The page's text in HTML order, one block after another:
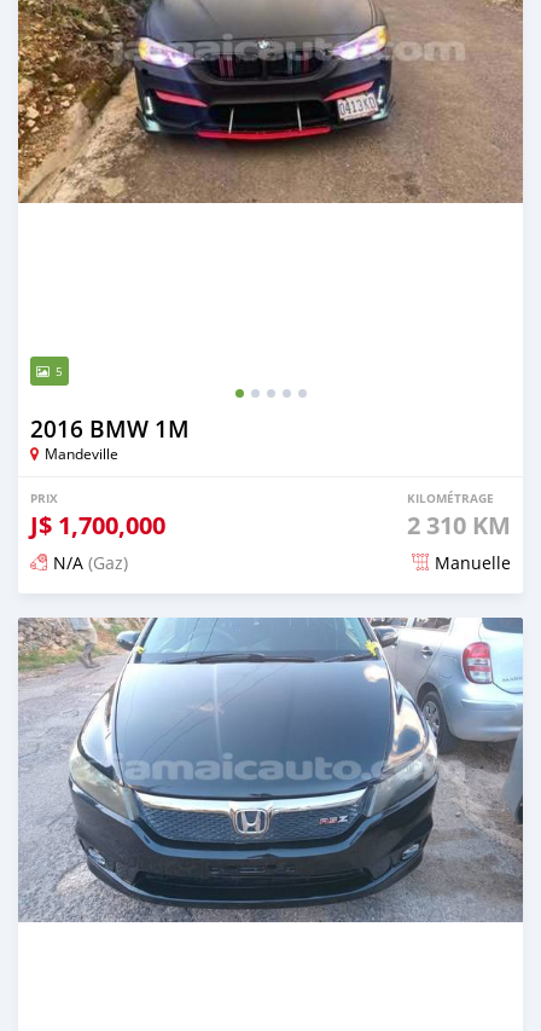
5
2016 BMW 1M
Mandeville
PRIX
J$ 1,700,000
KILOMÉTRAGE
2 310 KM
N/A (Gaz) Manuelle
Publié il y a 3 mois